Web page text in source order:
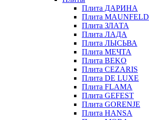
Плита ДАРИНА
Плита MAUNFELD
Плита ЗЛАТА
Плита ЛАДА
Плита ЛЫСЬВА
Плита МЕЧТА
Плита BEKO
Плита CEZARIS
Плита DE LUXE
Плита FLAMA
Плита GEFEST
Плита GORENJE
Плита HANSA